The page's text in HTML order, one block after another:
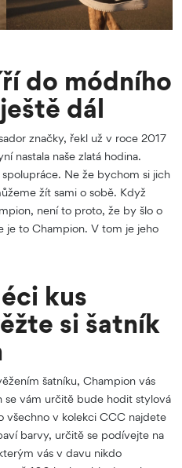
do módního
dál
značky, řekl už v roce 2017
nastala naše zlatá hodina.
Ne že bychom si jich
žít sami o sobě. Když
není to proto, že by šlo o
je to Champion. V tom je jeho
kus
si šatník
šatníku, Champion vás
se vám určitě bude hodit stylová
všechno v kolekci CCC najdete
barvy, určitě se podívejte na
vás v davu nikdo